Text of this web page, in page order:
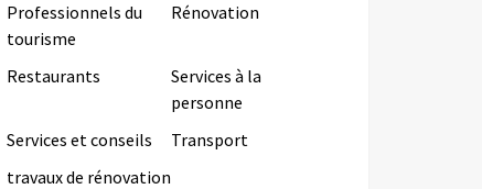
Professionnels du
tourisme
Rénovation
Restaurants
Services à la
personne
Services et conseils
Transport
travaux de rénovation